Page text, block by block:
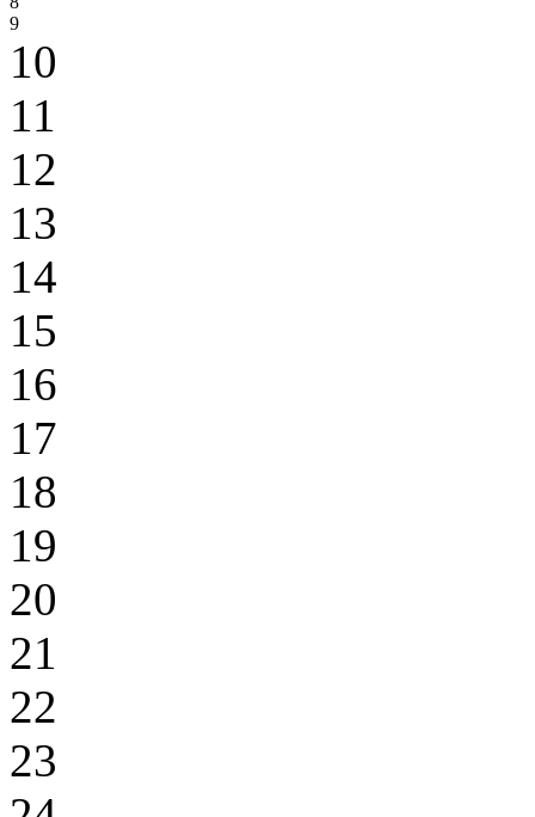
9
10
11
12
13
14
15
16
17
18
19
20
21
22
23